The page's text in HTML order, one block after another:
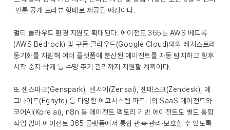
·인튠 공개 프리뷰 형태로 제공될 예정이다.
멀티 클라우드 환경 지원도 확대된다. 에이전트 365는 AWS 베드록
(AWS Bedrock) 및 구글 클라우드(Google Cloud)와의 레지스트리
동기화를 지원해 여러 플랫폼에 분산된 에이전트를 자동 탐지하고 향후
시작·중지·삭제 등 수명 주기 관리까지 지원할 계획이다.
또 젠스파크(Genspark), 젠사이(Zensai), 젠데스크(Zendesk), 에
그나이트(Egnyte) 등 다양한 에코시스템 파트너의 SaaS 에이전트와
코어AI(Kore.ai), n8n 등 에이전트 팩토리 기반 에이전트도 별도 통합
작업 없이 에이전트 365 플랫폼에서 통합 관측·관리·보호할 수 있도록